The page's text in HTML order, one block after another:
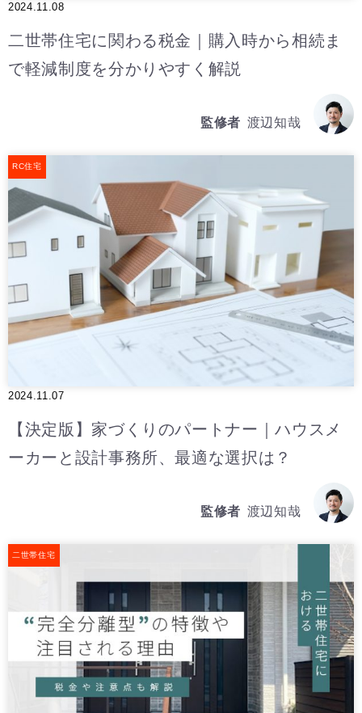
2024.11.08
二世帯住宅に関わる税金｜購入時から相続ま
で軽減制度を分かりやすく解説
監修者 渡辺知哉
RC住宅
2024.11.07
【決定版】家づくりのパートナー｜ハウスメ
ーカーと設計事務所、最適な選択は？
監修者 渡辺知哉
二世帯住宅